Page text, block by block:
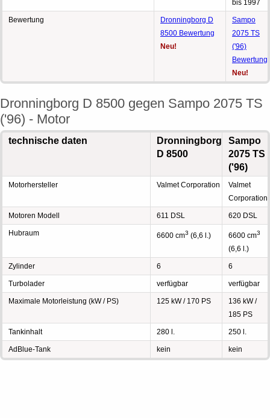
bis 1997
Bewertung
Dronningborg D
8500 Bewertung
Neu!
Sampo
2075 TS
('96)
Bewertung
Neu!
Dronningborg D 8500 gegen Sampo 2075 TS
('96) - Motor
technische daten
Dronningborg
D 8500
Sampo
2075 TS
('96)
Motorhersteller Valmet Corporation
Valmet
Corporation
Motoren Modell 611 DSL 620 DSL
Hubraum 6600 cm3 (6,6 l.) 6600 cm3
(6,6 l.)
Zylinder 6 6
Turbolader verfügbar verfügbar
Maximale Motorleistung (kW / PS) 125 kW / 170 PS
136 kW /
185 PS
Tankinhalt 280 l. 250 l.
AdBlue-Tank kein kein